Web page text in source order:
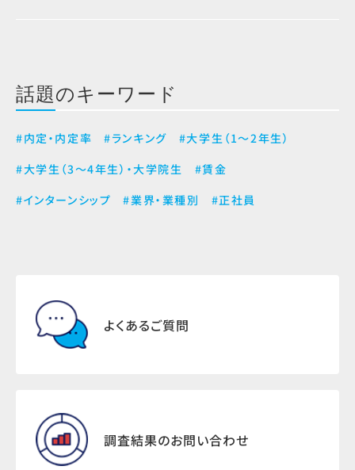
話題のキーワード
#内定・内定率 #ランキング
#大学生（1～2年生）
#大学生（3～4年生）・大学院生
#賃金
#インターンシップ
#業界・業種別 #正社員
よくあるご質問
調査結果のお問い合わせ